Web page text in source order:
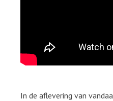
In de aflevering van